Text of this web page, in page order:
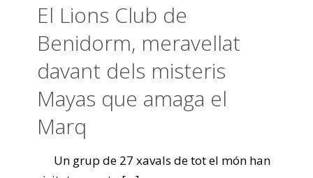
El Lions Club de
Benidorm, meravellat
davant dels misteris
Mayas que amaga el
Marq
Un grup de 27 xavals de tot el món han